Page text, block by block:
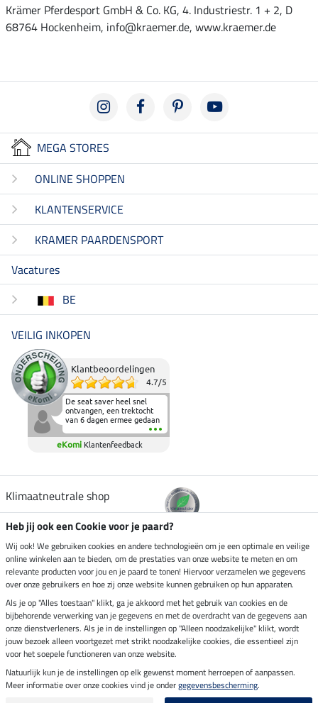
Krämer Pferdesport GmbH & Co. KG, 4. Industriestr. 1 + 2, D
68764 Hockenheim, info@kraemer.de, www.kraemer.de
MEGA STORES
ONLINE SHOPPEN
KLANTENSERVICE
KRAMER PAARDENSPORT
Vacatures
BE
VEILIG INKOPEN
Klantbeoordelingen
4.7/5
De seat saver heel snel
ontvangen, een trektocht
van 6 dagen ermee gedaan
en deze heeft de beproeving
fantastisch doorstaan.
Heerlijk zacht om op te
elkaar in het zadel.
eKomi Klantenfeedback
Klimaatneutrale shop
Verzending per
Veilig betalen met
Impressum
Laatste update op 06.08.2026 om 03:11 uur
Heb jij ook een Cookie voor je paard?
Wij ook! We gebruiken cookies en andere technologieën om je een optimale en veilige
online winkelen aan te bieden, om de prestaties van onze website te meten en om
relevante producten voor jou en je paard te tonen! Hiervoor verzamelen we gegevens
over onze gebruikers en hoe zij onze website kunnen gebruiken op hun apparaten.
Als je op "Alles toestaan" klikt, ga je akkoord met het gebruik van cookies en de
bijbehorende verwerking van je gegevens en met de overdracht van de gegevens aan
onze dienstverleners. Als je in de instellingen op "Alleen noodzakelijke" klikt, wordt
jouw bezoek alleen voortgezet met strikt noodzakelijke cookies, die essentieel zijn
voor het soepele functioneren van onze website.
Natuurlijk kun je de instellingen op elk gewenst moment herroepen of aanpassen.
Meer informatie over onze cookies vind je ondergegevensbescherming.